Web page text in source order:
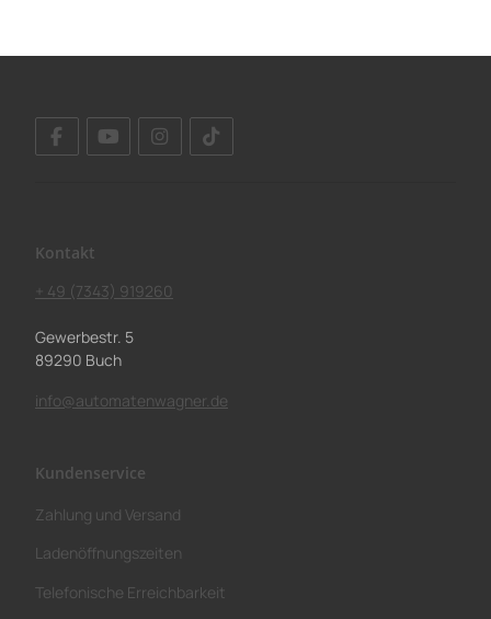
Kontakt
+ 49 (7343) 919260
Gewerbestr. 5
89290 Buch
info@automatenwagner.de
Kundenservice
Zahlung und Versand
Ladenöffnungszeiten
Telefonische Erreichbarkeit